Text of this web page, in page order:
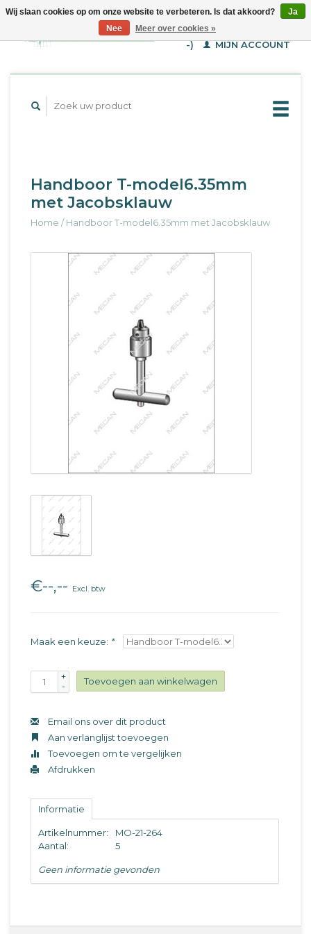
WINKELWAGEN (€--,-
-)
MIJN ACCOUNT
Handboor T-model6.35mm
met Jacobsklauw
Home /Handboor T-model6.35mm met Jacobsklauw
€--,-- Excl. btw
Maak een keuze: *
+
-
Toevoegen aan winkelwagen
Email ons over dit product
Aan verlanglijst toevoegen
Toevoegen om te vergelijken
Afdrukken
Informatie
Artikelnummer:
MO-21-264
Aantal:
5
Geen informatie gevonden
Wij slaan cookies op om onze website te verbeteren. Is dat akkoord?
Ja
Nee
Meer over cookies »